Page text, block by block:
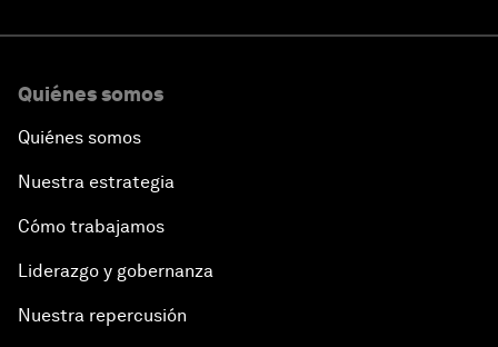
Quiénes somos
Quiénes somos
Nuestra estrategia
Cómo trabajamos
Liderazgo y gobernanza
Nuestra repercusión